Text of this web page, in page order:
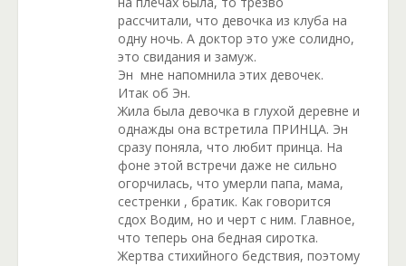
рассчитали, что девочка из клуба на
одну ночь. А доктор это уже солидно,
это свидания и замуж.
Эн мне напомнила этих девочек.
Итак об Эн.
Жила была девочка в глухой деревне и
однажды она встретила ПРИНЦА. Эн
сразу поняла, что любит принца. На
фоне этой встречи даже не сильно
огорчилась, что умерли папа, мама,
сестренки , братик. Как говорится
сдох Водим, но и черт с ним. Главное,
что теперь она бедная сиротка.
Жертва стихийного бедствия, поэтому